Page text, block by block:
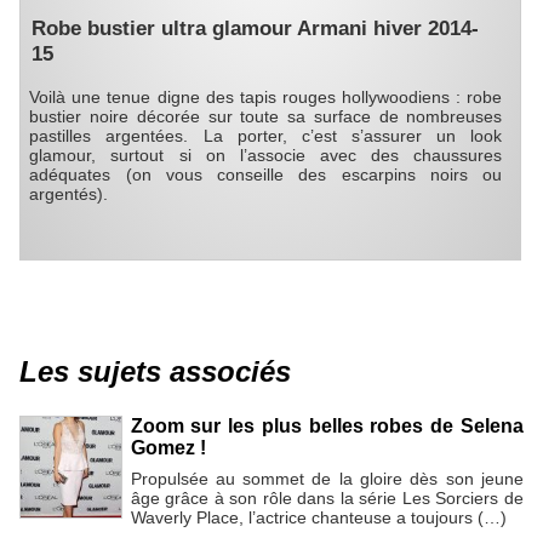
Robe bustier ultra glamour Armani hiver 2014-
15
Voilà une tenue digne des tapis rouges hollywoodiens : robe
bustier noire décorée sur toute sa surface de nombreuses
pastilles argentées. La porter, c’est s’assurer un look
glamour, surtout si on l’associe avec des chaussures
adéquates (on vous conseille des escarpins noirs ou
argentés).
Les sujets associés
Zoom sur les plus belles robes de Selena
Gomez !
Propulsée au sommet de la gloire dès son jeune
âge grâce à son rôle dans la série Les Sorciers de
Waverly Place, l’actrice chanteuse a toujours (…)